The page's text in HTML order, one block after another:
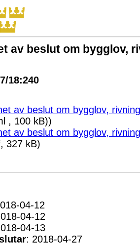
av beslut om bygglov,
18:240
av beslut om bygglov,
, 100 kB))
av beslut om bygglov,
327 kB)
04-12
04-12
04-13
: 2018-04-27